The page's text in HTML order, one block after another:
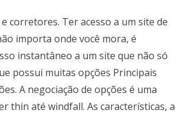
corretores. Ter acesso a um site de
importa onde você mora, é
instantâneo a um site que não só
possui muitas opções Principais
A negociação de opções é uma
thin até windfall. As características, a